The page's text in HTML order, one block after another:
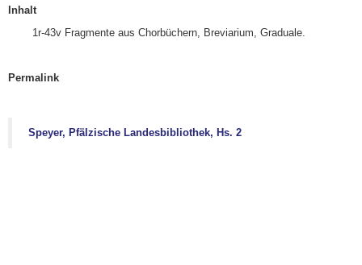
Inhalt
1r-43v Fragmente aus Chorbüchern, Breviarium, Graduale.
Permalink
Speyer, Pfälzische Landesbibliothek, Hs. 2